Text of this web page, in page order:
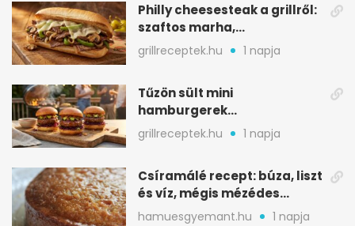
Philly cheesesteak a grillről:
szaftos marha,
karamellizált hagyma
grillreceptek.hu 1 napja
Tűzön sült mini
hamburgerek
sobrasadával: csípős-
mézes falatkák
grillreceptek.hu 1 napja
Csíramálé recept: búza, liszt
és víz, mégis mézédes
sütemény
hamuesgyemant.hu 1 napja